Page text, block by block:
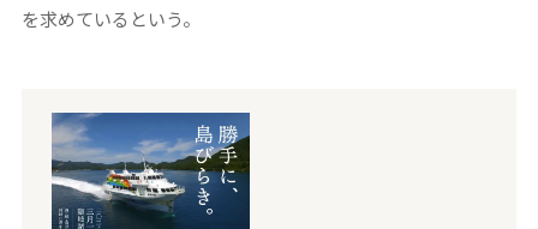
を求めているという。